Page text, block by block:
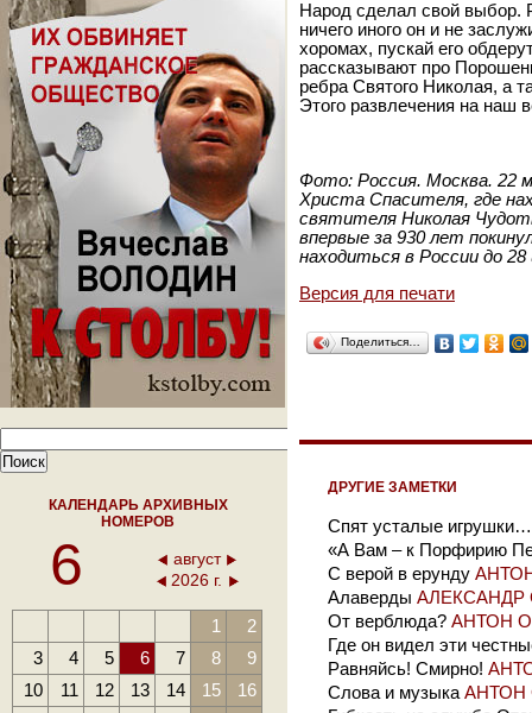
КАЛЕНДАРЬ АРХИВНЫХ
НОМЕРОВ
6
август
2026 г.
1
2
3
4 5 6 7 8
9
10
11 12 13 14 15
16
Народ сделал свой выбор.
ничего иного он и не
хоромах, пускай его
рассказывают про
ребра Святого Николая, а
Этого развлечения на наш
Фото: Россия. Москва. 22
Христа Спасителя, где
святителя Николая
впервые за 930 лет
находиться в России до
Версия для печати
Поделиться…
ДРУГИЕ ЗАМЕТКИ
Спят усталые игрушки…
«А Вам – к Порфирию
С верой в ерунду
Алаверды
От верблюда? АНТОН
Где он видел эти
Равняйсь! Смирно!
Слова и музыка АНТОН